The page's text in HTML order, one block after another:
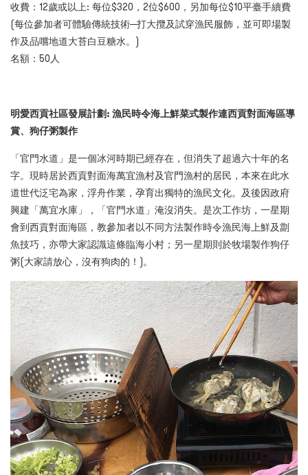
收費：12歲或以上: 每位$320，2位$600，另加每位$10平臺手續費
(每位參加者可體驗傳統技術─打大攬及試穿漁民服飾，並可即場製
作及品嚐地道大苔白豆糖水。)
名額： 50人
明愛西貢社區發展計劃: 漁民時令海上鮮菜式製作連西貢對面海區導
賞、狗仔粥製作
「官門水道」是一個冰河時期已經存在，但消失了超過六十年的名
字。現時居於西貢對面海萬宜漁村及官門漁村的居民，本來在此水
道世代泛宅為家，浮舟作業，孕育出獨特的漁民文化。及後因政府
興建「萬宜水庫」，「官門水道」淹沒消失。是次工作坊，一星期
會到西貢對面海區，教參加者以不同方法製作時令漁民海上鮮及劏
魚技巧 ，亦帶大家認識這條臨海小村；另一星期則於牧場製作狗仔
粥(大家請放心，沒有狗肉的！)。